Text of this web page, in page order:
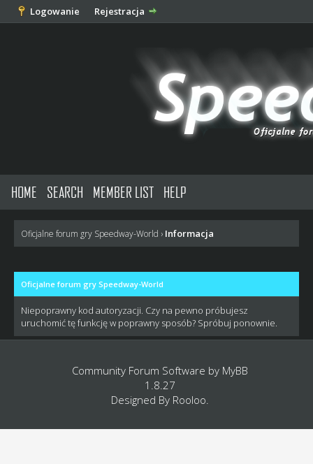
Logowanie Rejestracja
HOME SEARCH MEMBER LIST HELP
Oficjalne forum gry Speedway-World › Informacja
Oficjalne forum gry Speedway-World
Niepoprawny kod autoryzacji. Czy na pewno próbujesz
uruchomić tę funkcję w poprawny sposób? Spróbuj ponownie.
Community Forum Software by MyBB
1.8.27
Designed By Rooloo.